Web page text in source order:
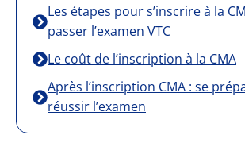
Les étapes pour s’inscrire à la
passer l’examen VTC
Le coût de l’inscription à la CMA
Après l’inscription CMA : se
réussir l’examen